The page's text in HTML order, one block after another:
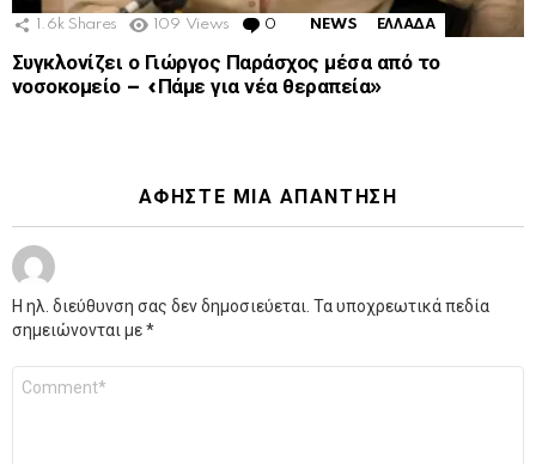
1.6k Shares 109 Views 0 Comments
NEWS ΕΛΛΑΔΑ
Συγκλονίζει ο Γιώργος Παράσχος μέσα από το
νοσοκομείο – «Πάμε για νέα θεραπεία»
ΑΦΉΣΤΕ ΜΙΑ ΑΠΆΝΤΗΣΗ
Η ηλ. διεύθυνση σας δεν δημοσιεύεται. Τα υποχρεωτικά πεδία
σημειώνονται με*